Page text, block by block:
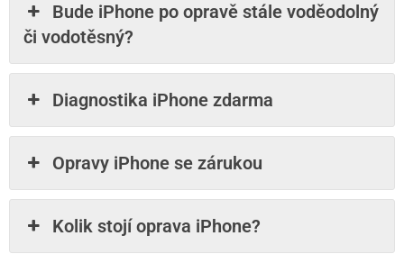
Bude iPhone po opravě stále voděodolný
či vodotěsný?
Diagnostika iPhone zdarma
Opravy iPhone se zárukou
Kolik stojí oprava iPhone?